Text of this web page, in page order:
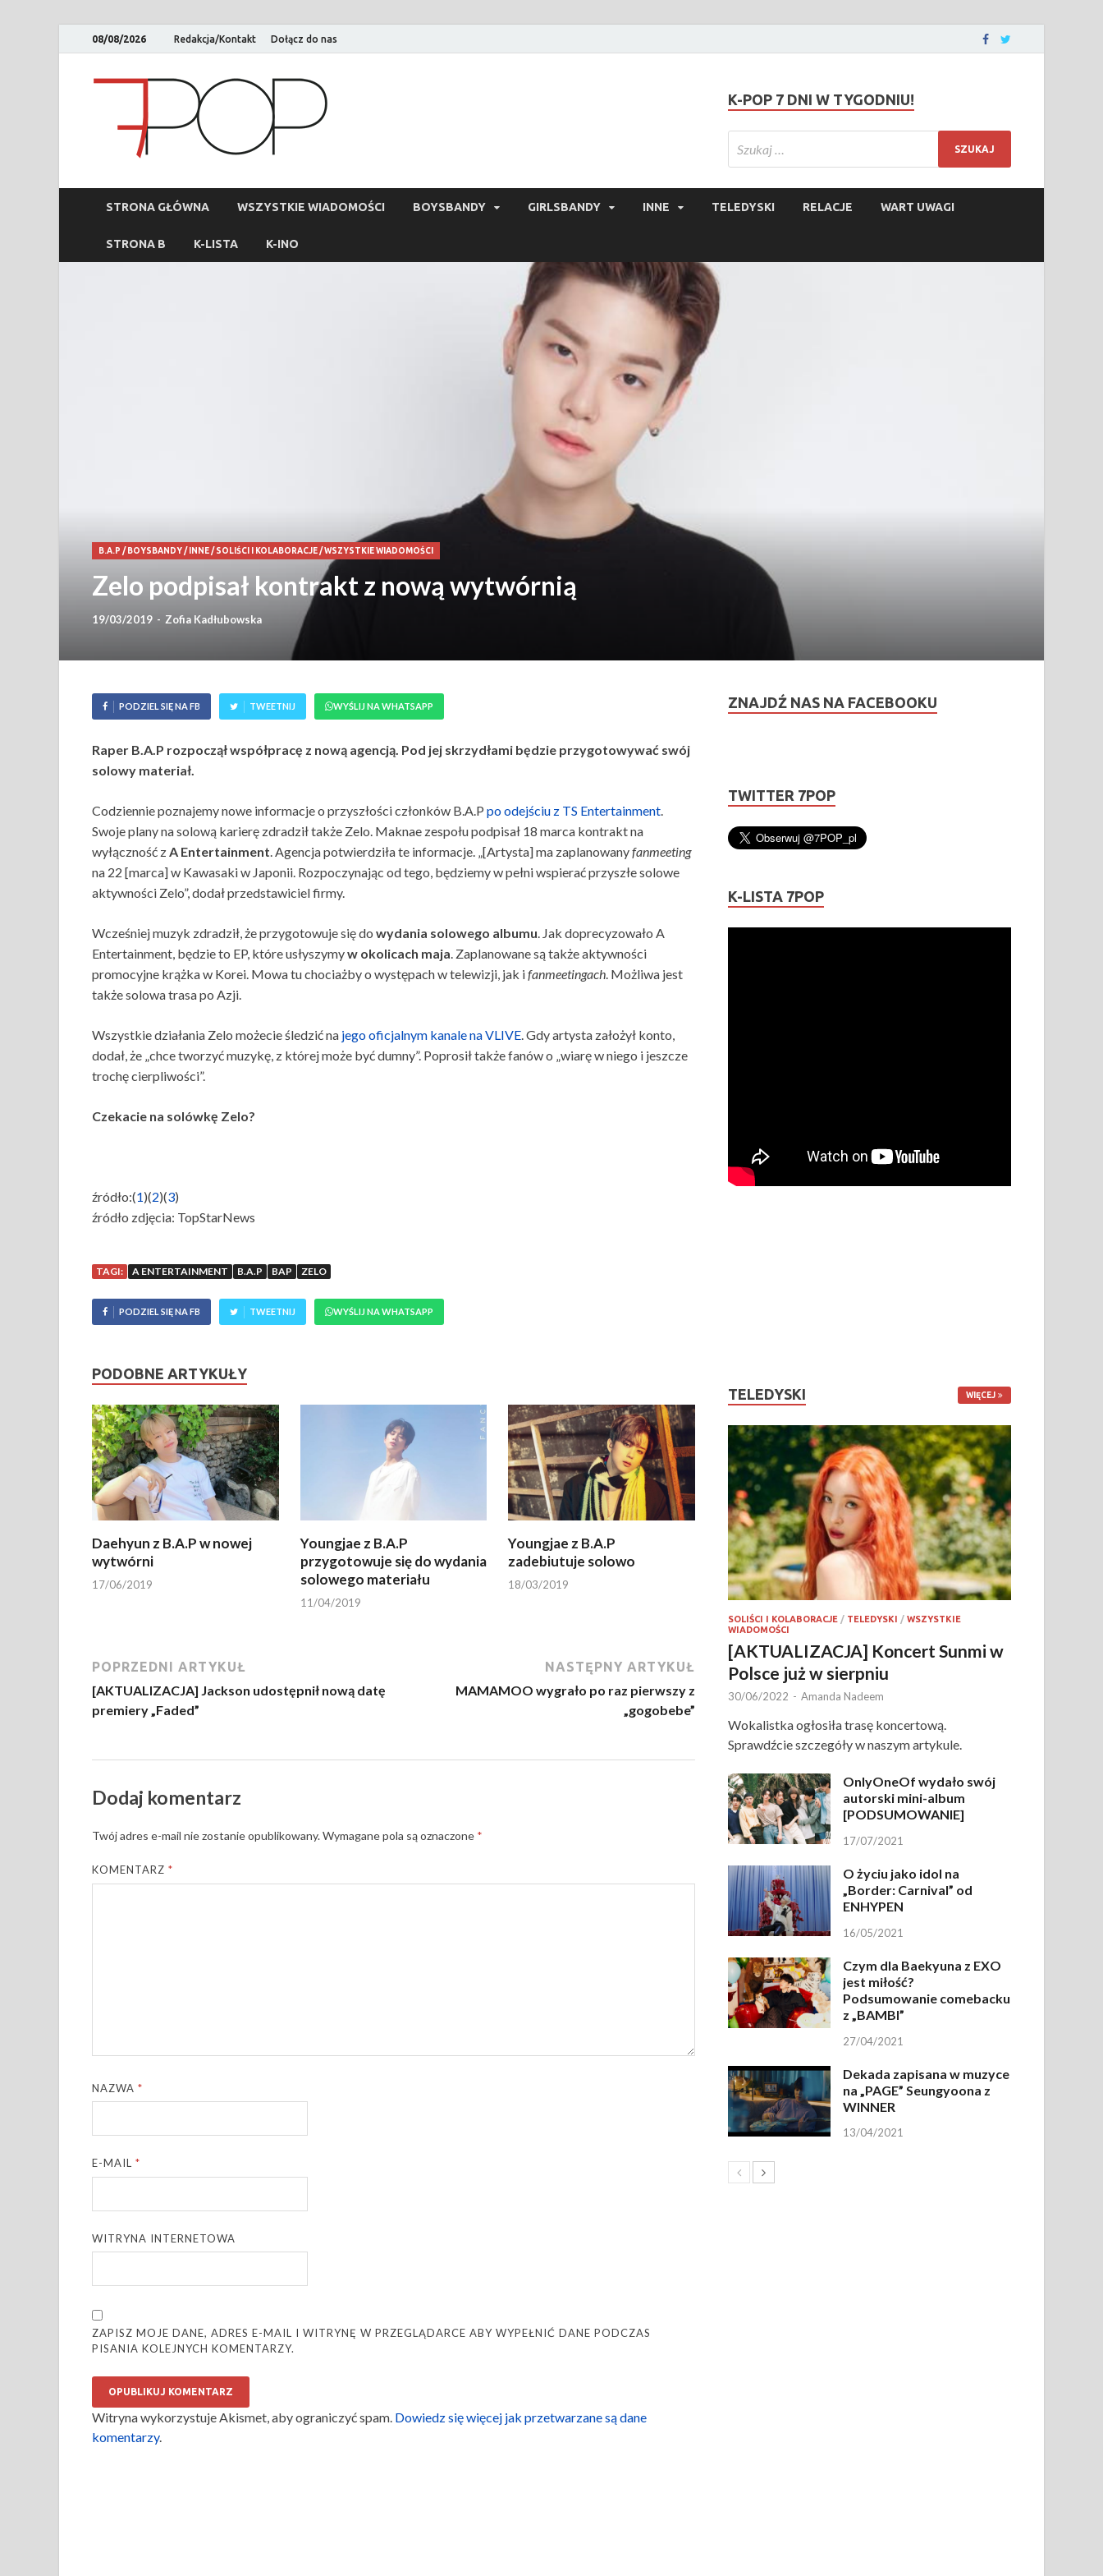
08/08/2026 Redakcja/Kontakt Dołącz do nas
K-POP 7 DNI W TYGODNIU!
STRONA GŁÓWNA WSZYSTKIE WIADOMOŚCI BOYSBANDY GIRLSBANDY INNE TELEDYSKI RELACJE WART UWAGI
STRONA B K-LISTA K-INO
B.A.P / BOYSBANDY/ INNE/ SOLIŚCI I KOLABORACJE/WSZYSTKIE WIADOMOŚCI
Zelo podpisał kontrakt z nową wytwórnią
19/03/2019 - Zofia Kadłubowska
PODZIEL SIĘ NA FB TWEETNIJ WYŚLIJ NA WHATSAPP
Raper B.A.P rozpoczął współpracę z nową agencją. Pod jej skrzydłami będzie przygotowywać swój
solowy materiał.
Codziennie poznajemy nowe informacje o przyszłości członków B.A.P po odejściu z TS Entertainment.
Swoje plany na solową karierę zdradził także Zelo. Maknae zespołu podpisał 18 marca kontrakt na
wyłączność zA Entertainment. Agencja potwierdziła te informacje. „[Artysta] ma zaplanowanyfanmeeting
na 22 [marca] w Kawasaki w Japonii. Rozpoczynając od tego, będziemy w pełni wspierać przyszłe solowe
aktywności Zelo”, dodał przedstawiciel firmy.
Wcześniej muzyk zdradził, że przygotowuje się do wydania solowego albumu. Jak doprecyzowało A
Entertainment, będzie to EP, które usłyszymyw okolicach maja. Zaplanowane są także aktywności
promocyjne krążka w Korei. Mowa tu chociażby o występach w telewizji, jak ifanmeetingach. Możliwa jest
także solowa trasa po Azji.
Wszystkie działania Zelo możecie śledzić na jego oficjalnym kanale na VLIVE. Gdy artysta założył konto,
dodał, że „chce tworzyć muzykę, z której może być dumny”. Poprosił także fanów o „wiarę w niego i jeszcze
trochę cierpliwości”.
Czekacie na solówkę Zelo?
źródło:(1)(2)(3)
źródło zdjęcia: TopStarNews
TAGI: A ENTERTAINMENT B.A.P BAP ZELO
PODZIEL SIĘ NA FB TWEETNIJ WYŚLIJ NA WHATSAPP
PODOBNE ARTYKUŁY
Daehyun z B.A.P w nowej
wytwórni
17/06/2019
Youngjae z B.A.P
przygotowuje się do wydania
solowego materiału
11/04/2019
Youngjae z B.A.P
zadebiutuje solowo
18/03/2019
POPRZEDNI ARTYKUŁ
[AKTUALIZACJA] Jackson udostępnił nową datę
premiery „Faded”
NASTĘPNY ARTYKUŁ
MAMAMOO wygrało po raz pierwszy z
„gogobebe”
Dodaj komentarz
Twój adres e-mail nie zostanie opublikowany.Wymagane pola są oznaczone *
KOMENTARZ*
NAZWA*
E-MAIL*
WITRYNA INTERNETOWA
ZAPISZ MOJE DANE, ADRES E-MAIL I WITRYNĘ W PRZEGLĄDARCE ABY WYPEŁNIĆ DANE PODCZAS
PISANIA KOLEJNYCH KOMENTARZY.
Witryna wykorzystuje Akismet, aby ograniczyć spam. Dowiedz się więcej jak przetwarzane są dane
komentarzy.
ZNAJDŹ NAS NA FACEBOOKU
TWITTER 7POP
K-LISTA 7POP
TELEDYSKI WIĘCEJ
SOLIŚCI I KOLABORACJE / TELEDYSKI /WSZYSTKIE
WIADOMOŚCI
[AKTUALIZACJA] Koncert Sunmi w
Polsce już w sierpniu
30/06/2022 - Amanda Nadeem
Wokalistka ogłosiła trasę koncertową.
Sprawdźcie szczegóły w naszym artykule.
OnlyOneOf wydało swój
autorski mini-album
[PODSUMOWANIE]
17/07/2021
O życiu jako idol na
„Border: Carnival” od
ENHYPEN
16/05/2021
Czym dla Baekyuna z EXO
jest miłość?
Podsumowanie comebacku
z „BAMBI”
27/04/2021
Dekada zapisana w muzyce
na „PAGE” Seungyoona z
WINNER
13/04/2021